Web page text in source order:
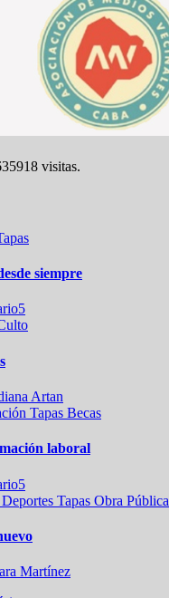
visitas.
siempre
Artan
Tapas Becas
laboral
Deportes Tapas Obra Pública
Martínez